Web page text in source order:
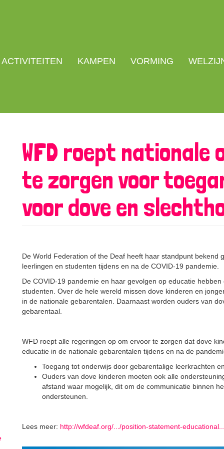
ACTIVITEITEN KAMPEN VORMING
WFD roept nationale
te zorgen voor
voor dove en
De World Federation of the Deaf heeft haar standpunt bekend
leerlingen en studenten tijdens en na de COVID-19 pandemie.
De COVID-19 pandemie en haar gevolgen op educatie
studenten. Over de hele wereld missen dove kinderen en
in de nationale gebarentalen. Daarnaast worden ouders van
gebarentaal.
WFD roept alle regeringen op om ervoor te zorgen dat dove
educatie in de nationale gebarentalen tijdens en na de
Toegang tot onderwijs door gebarentalige leerkrachten
Ouders van dove kinderen moeten ook alle
afstand waar mogelijk, dit om de communicatie binnen
ondersteunen.
Lees meer: http://wfdeaf.org/.../position-statement-